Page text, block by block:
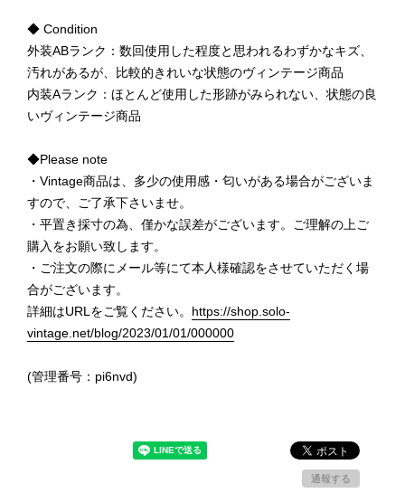
◆ Condition
外装ABランク：数回使用した程度と思われるわずかなキズ、
汚れがあるが、比較的きれいな状態のヴィンテージ商品
内装Aランク：ほとんど使用した形跡がみられない、状態の良
いヴィンテージ商品
◆Please note
・Vintage商品は、多少の使用感・匂いがある場合がございま
すので、ご了承下さいませ。
・平置き採寸の為、僅かな誤差がございます。ご理解の上ご
購入をお願い致します。
・ご注文の際にメール等にて本人様確認をさせていただく場
合がございます。
詳細はURLをご覧ください。 https://shop.solo-
vintage.net/blog/2023/01/01/000000
(管理番号：pi6nvd)
通報する